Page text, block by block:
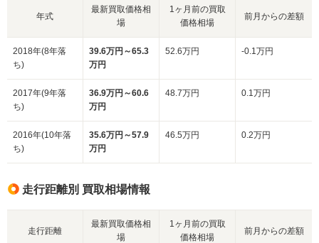
年式
最新買取価格相
場
1ヶ月前の買取
価格相場
前月からの差額
2018年(8年落
ち)
39.6万円～65.3
万円
52.6万円 -0.1万円
2017年(9年落
ち)
36.9万円～60.6
万円
48.7万円 0.1万円
2016年(10年落
ち)
35.6万円～57.9
万円
46.5万円 0.2万円
走行距離別 買取相場情報
走行距離
最新買取価格相
場
1ヶ月前の買取
価格相場
前月からの差額